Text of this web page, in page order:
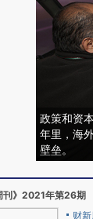
政策和资
年里，海
壁垒。
刊》2021年第26期
财